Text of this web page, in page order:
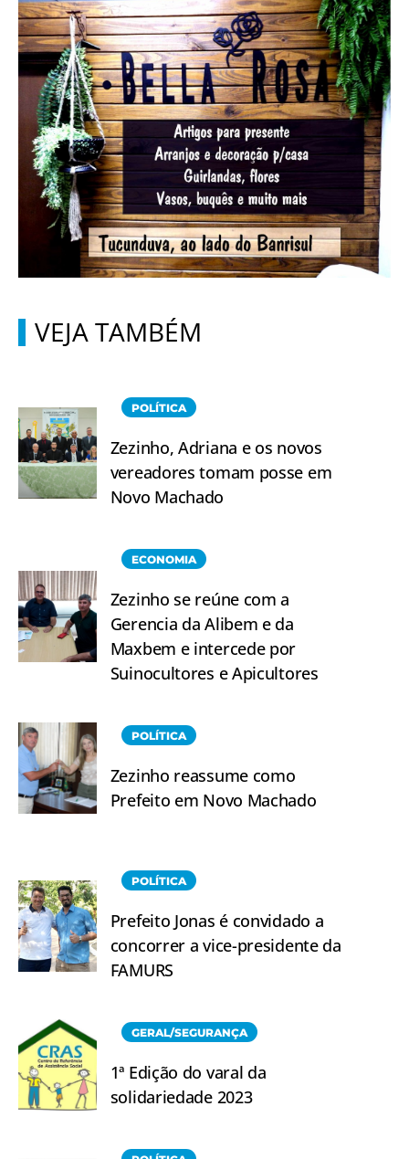
VEJA TAMBÉM
POLÍTICA
Zezinho, Adriana e os novos
vereadores tomam posse em
Novo Machado
ECONOMIA
Zezinho se reúne com a
Gerencia da Alibem e da
Maxbem e intercede por
Suinocultores e Apicultores
POLÍTICA
Zezinho reassume como
Prefeito em Novo Machado
POLÍTICA
Prefeito Jonas é convidado a
concorrer a vice-presidente da
FAMURS
GERAL/SEGURANÇA
1ª Edição do varal da
solidariedade 2023